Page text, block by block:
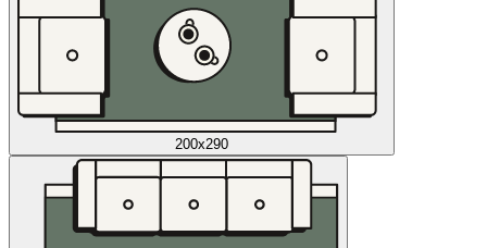
200x290